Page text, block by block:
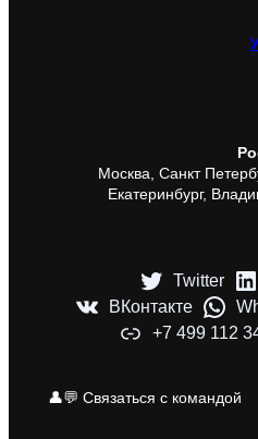
Москва, Санкт
Екатеринбург,
Twitter
ВКонтакте
+7 499 112
👤💬 Связаться с командой